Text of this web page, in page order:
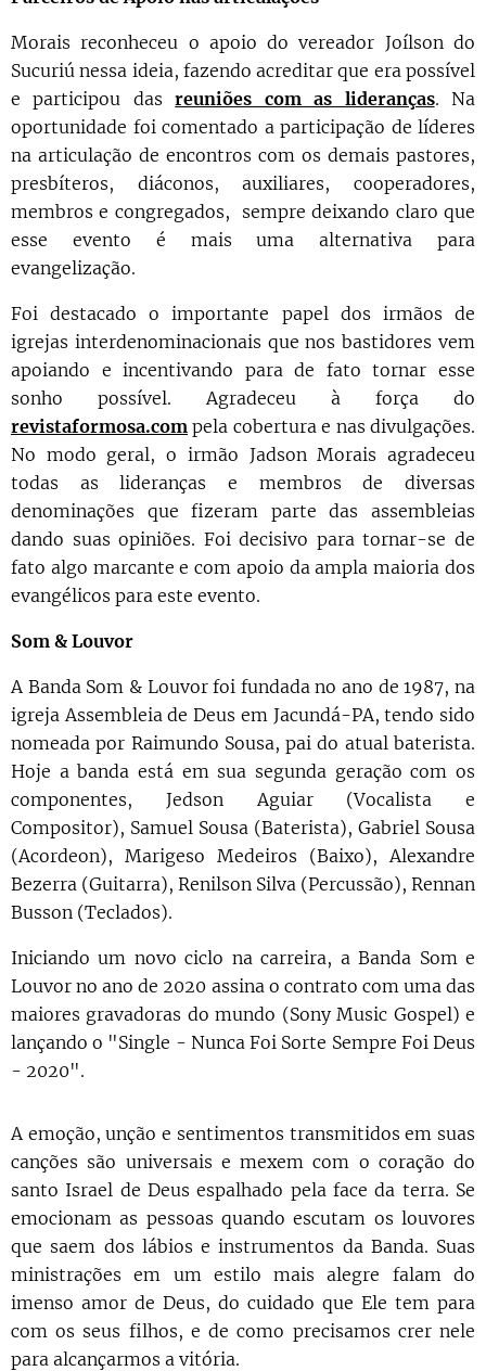
Morais reconheceu o apoio do vereador Joílson do
Sucuriú nessa ideia, fazendo acreditar que era possível
e participou dasreuniões com as lideranças. Na
oportunidade foi comentado a participação de líderes
na articulação de encontros com os demais pastores,
presbíteros, diáconos, auxiliares, cooperadores,
membros e congregados, sempre deixando claro que
esse evento é mais uma alternativa para
evangelização.
Foi destacado o importante papel dos irmãos de
igrejas interdenominacionais que nos bastidores vem
apoiando e incentivando para de fato tornar esse
sonho possível. Agradeceu à força do
revistaformosa.com pela cobertura e nas divulgações.
No modo geral, o irmão Jadson Morais agradeceu
todas as lideranças e membros de diversas
denominações que fizeram parte das assembleias
dando suas opiniões. Foi decisivo para tornar-se de
fato algo marcante e com apoio da ampla maioria dos
evangélicos para este evento.
Som & Louvor
A Banda Som & Louvor foi fundada no ano de 1987, na
igreja Assembleia de Deus em Jacundá-PA, tendo sido
nomeada por Raimundo Sousa, pai do atual baterista.
Hoje a banda está em sua segunda geração com os
componentes, Jedson Aguiar (Vocalista e
Compositor), Samuel Sousa (Baterista), Gabriel Sousa
(Acordeon), Marigeso Medeiros (Baixo), Alexandre
Bezerra (Guitarra), Renilson Silva (Percussão), Rennan
Busson (Teclados).
Iniciando um novo ciclo na carreira, a Banda Som e
Louvor no ano de 2020 assina o contrato com uma das
maiores gravadoras do mundo (Sony Music Gospel) e
lançando o "Single - Nunca Foi Sorte Sempre Foi Deus
- 2020".
A emoção, unção e sentimentos transmitidos em suas
canções são universais e mexem com o coração do
santo Israel de Deus espalhado pela face da terra. Se
emocionam as pessoas quando escutam os louvores
que saem dos lábios e instrumentos da Banda. Suas
ministrações em um estilo mais alegre falam do
imenso amor de Deus, do cuidado que Ele tem para
com os seus filhos, e de como precisamos crer nele
para alcançarmos a vitória.